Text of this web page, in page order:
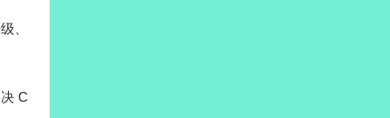
、
C